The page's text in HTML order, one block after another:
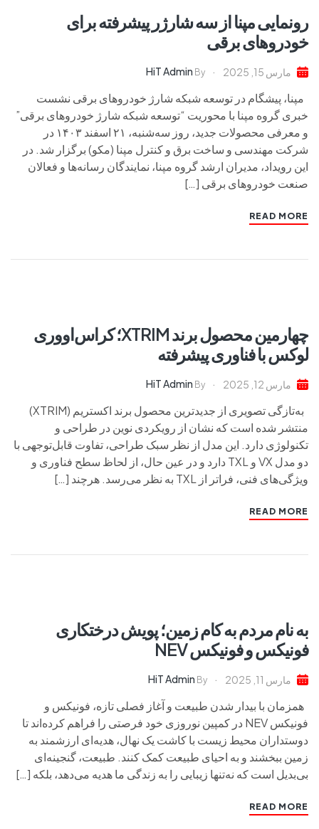
رونمایی مپنا از سه شارژر پیشرفته برای
خودروهای برقی
مارس 15, 2025 By
HiT Admin
مپنا، پیشگام در توسعه شبکه شارژ خودروهای برقی نشست
خبری گروه مپنا با محوریت “توسعه شبکه شارژ خودروهای برقی”
و معرفی محصولات جدید، روز سه‌شنبه، ۲۱ اسفند ۱۴۰۳ در
شرکت مهندسی و ساخت برق و کنترل مپنا (مکو) برگزار شد. در
این رویداد، مدیران ارشد گروه مپنا، نمایندگان رسانه‌ها و فعالان
صنعت خودروهای برقی […]
READ MORE
چهارمین محصول برند XTRIM؛ کراس‌اووری
لوکس با فناوری پیشرفته
مارس 12, 2025 By
HiT Admin
به‌تازگی تصویری از جدیدترین محصول برند اکستریم (XTRIM)
منتشر شده است که نشان از رویکردی نوین در طراحی و
تکنولوژی دارد. این مدل از نظر سبک طراحی، تفاوت قابل‌توجهی با
دو مدل VX و TXL دارد و در عین حال، از لحاظ سطح فناوری و
ویژگی‌های فنی، فراتر از TXL به نظر می‌رسد. هرچند […]
READ MORE
به نام مردم به کام زمین؛ پویش درختکاری
فونیکس و فونیکس NEV
مارس 11, 2025 By
HiT Admin
همزمان با بیدار شدن طبیعت و آغاز فصلی تازه، فونیکس و
فونیکس NEV در کمپین نوروزی خود فرصتی را فراهم کرده‌اند تا
دوستداران محیط زیست با کاشت یک نهال، هدیه‌ای ارزشمند به
زمین ببخشند و به احیای طبیعت کمک کنند. طبیعت، گنجینه‌ای
بی‌بدیل است که نه‌تنها زیبایی را به زندگی ما هدیه می‌دهد، بلکه […]
READ MORE